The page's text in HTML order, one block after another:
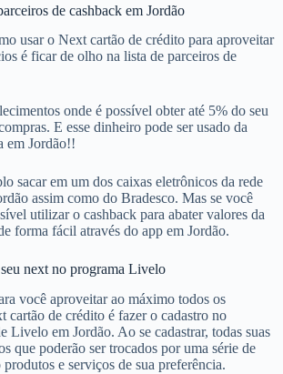
de cashback em Jordão
usar o Next cartão de crédito para aproveitar
é ficar de olho na lista de parceiros de
onde é possível obter até 5% do seu
E esse dinheiro pode ser usado da
em Jordão!!
sacar em um dos caixas eletrônicos da rede
assim como do Bradesco. Mas se você
utilizar o cashback para abater valores da
forma fácil através do app em Jordão.
next no programa Livelo
você aproveitar ao máximo todos os
cartão de crédito é fazer o cadastro no
Livelo em Jordão. Ao se cadastrar, todas suas
que poderão ser trocados por uma série de
e serviços de sua preferência.